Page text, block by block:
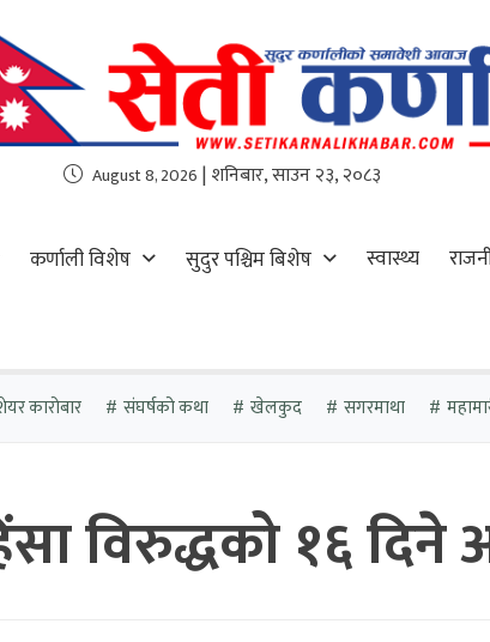
August 8, 2026 | शनिबार, साउन २३, २०८३
कर्णाली विशेष सुदुर पश्चिम बिशेष स्वास्थ्य
कारोबार संघर्षको कथा खेलकुद सगरमाथा
विरुद्धको १६ दिने